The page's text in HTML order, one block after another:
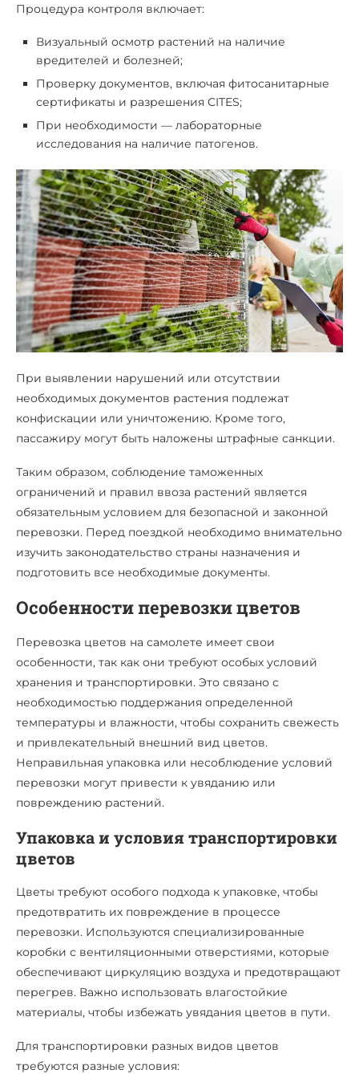
Процедура контроля включает:
Визуальный осмотр растений на наличие
вредителей и болезней;
Проверку документов, включая фитосанитарные
сертификаты и разрешения CITES;
При необходимости — лабораторные
исследования на наличие патогенов.
При выявлении нарушений или отсутствии
необходимых документов растения подлежат
конфискации или уничтожению. Кроме того,
пассажиру могут быть наложены штрафные санкции.
Таким образом, соблюдение таможенных
ограничений и правил ввоза растений является
обязательным условием для безопасной и законной
перевозки. Перед поездкой необходимо внимательно
изучить законодательство страны назначения и
подготовить все необходимые документы.
Особенности перевозки цветов
Перевозка цветов на самолете имеет свои
особенности, так как они требуют особых условий
хранения и транспортировки. Это связано с
необходимостью поддержания определенной
температуры и влажности, чтобы сохранить свежесть
и привлекательный внешний вид цветов.
Неправильная упаковка или несоблюдение условий
перевозки могут привести к увяданию или
повреждению растений.
Упаковка и условия транспортировки
цветов
Цветы требуют особого подхода к упаковке, чтобы
предотвратить их повреждение в процессе
перевозки. Используются специализированные
коробки с вентиляционными отверстиями, которые
обеспечивают циркуляцию воздуха и предотвращают
перегрев. Важно использовать влагостойкие
материалы, чтобы избежать увядания цветов в пути.
Для транспортировки разных видов цветов
требуются разные условия: